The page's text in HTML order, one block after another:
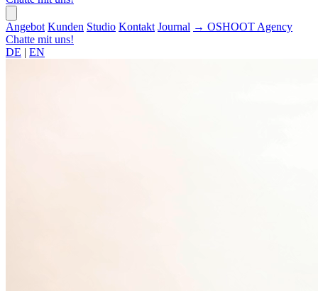
Angebot Kunden Studio Kontakt Journal → OSHOOT Agency
Chatte mit uns!
DE | EN